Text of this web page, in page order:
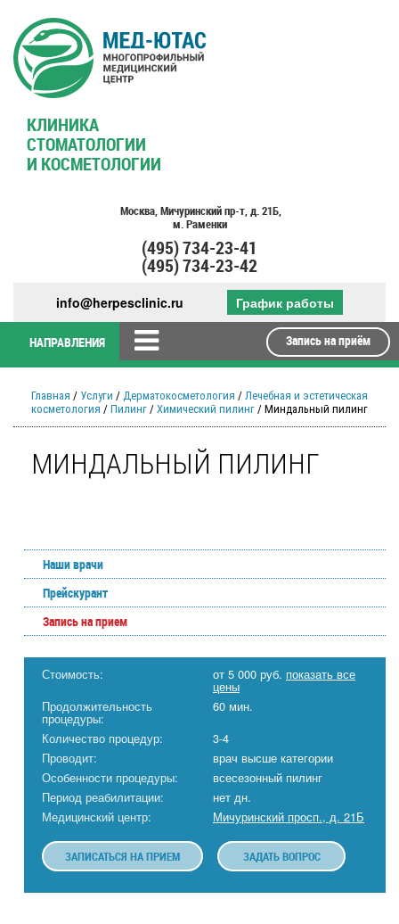
КЛИНИКА
СТОМАТОЛОГИИ
И КОСМЕТОЛОГИИ
Москва, Мичуринский пр-т, д. 21Б,
м. Раменки
(495)734-23-41
(495)734-23-42
info@herpesclinic.ru График работы
НАПРАВЛЕНИЯ Запись на приём
Главная / Услуги / Дерматокосметология / Лечебная и эстетическая
косметология / Пилинг / Химический пилинг / Миндальный пилинг
МИНДАЛЬНЫЙ ПИЛИНГ
Наши врачи
Прейскурант
Запись на прием
Стоимость: от 5 000 руб. показать все
цены
Продолжительность
процедуры:
60 мин.
Количество процедур:
3-4
Проводит:
врач высше категории
Особенности процедуры:
всесезонный пилинг
Период реабилитации:
нет дн.
Медицинский центр:
Мичуринский просп., д. 21Б
ЗАПИСАТЬСЯ НА ПРИЕМ ЗАДАТЬ ВОПРОС